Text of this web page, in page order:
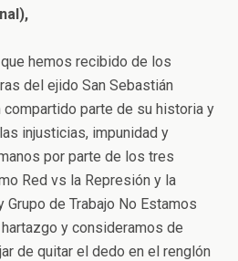
hemos recibido de los
del ejido San Sebastián
compartido parte de su historia y
injusticias, impunidad y
por parte de los tres
Red vs la Represión y la
Grupo de Trabajo No Estamos
y consideramos de
de quitar el dedo en el renglón